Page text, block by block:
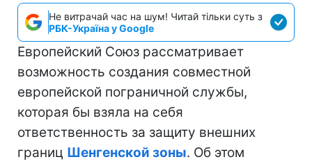
Не витрачай час на шум! Читай тільки суть з
РБК-Україна у Google
Европейский Союз рассматривает
возможность создания совместной
европейской пограничной службы,
которая бы взяла на себя
ответственность за защиту внешних
границ Шенгенской зоны. Об этом